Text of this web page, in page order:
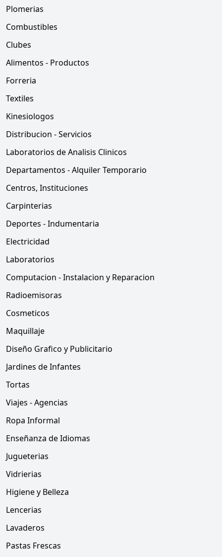
Plomerias
Combustibles
Clubes
Alimentos - Productos
Forreria
Textiles
Kinesiologos
Distribucion - Servicios
Laboratorios de Analisis Clinicos
Departamentos - Alquiler Temporario
Centros, Instituciones
Carpinterias
Deportes - Indumentaria
Electricidad
Laboratorios
Computacion - Instalacion y Reparacion
Radioemisoras
Cosmeticos
Maquillaje
Diseño Grafico y Publicitario
Jardines de Infantes
Tortas
Viajes - Agencias
Ropa Informal
Enseñanza de Idiomas
Jugueterias
Vidrierias
Higiene y Belleza
Lencerias
Lavaderos
Pastas Frescas